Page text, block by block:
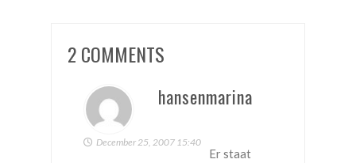
2 COMMENTS
hansenmarina
December 25, 2007 15:40
Er staat